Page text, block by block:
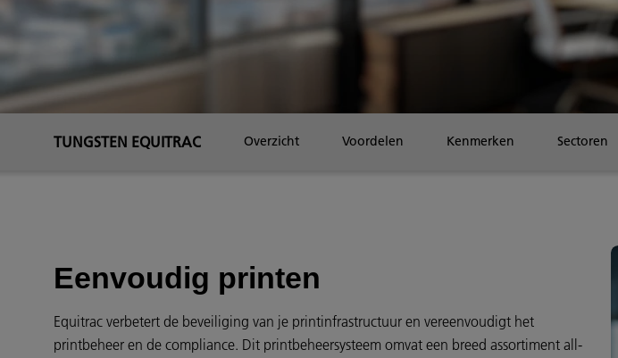
TUNGSTEN EQUITRAC Overzicht Voordelen Kenmerken Sectoren
Eenvoudig printen
Equitrac verbetert de beveiliging van je printinfrastructuur en vereenvoudigt het
printbeheer en de compliance. Dit printbeheersysteem omvat een breed assortiment all-